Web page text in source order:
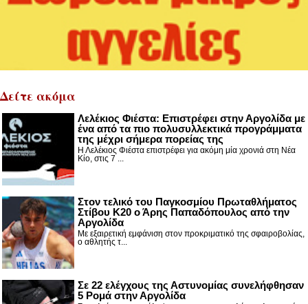
Δείτε ακόμα
Λελέκιος Φιέστα: Επιστρέφει στην Αργολίδα με
ένα από τα πιο πολυσυλλεκτικά προγράμματα
της μέχρι σήμερα πορείας της
Η Λελέκιος Φιέστα επιστρέφει για ακόμη μία χρονιά στη Νέα
Κίο, στις 7 ...
Στον τελικό του Παγκοσμίου Πρωταθλήματος
Στίβου Κ20 ο Άρης Παπαδόπουλος από την
Αργολίδα
Με εξαιρετική εμφάνιση στον προκριματικό της σφαιροβολίας,
ο αθλητής τ...
Σε 22 ελέγχους της Αστυνομίας συνελήφθησαν
5 Ρομά στην Αργολίδα